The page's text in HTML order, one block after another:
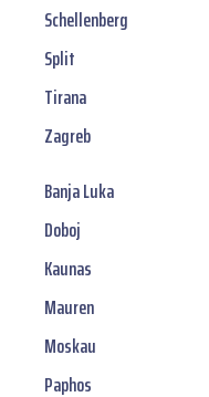
Schellenberg
Split
Tirana
Zagreb
Banja Luka
Doboj
Kaunas
Mauren
Moskau
Paphos